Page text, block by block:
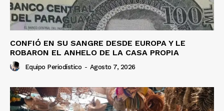
CONFIÓ EN SU SANGRE DESDE EUROPA Y LE
ROBARON EL ANHELO DE LA CASA PROPIA
Equipo Periodístico - Agosto 7, 2026